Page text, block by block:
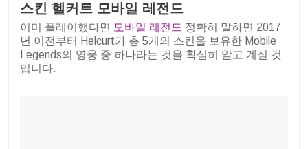
스킨 헬커트 모바일 레전드
이미 플레이했다면 모바일 레전드 정확히 말하면 2017
년 이전부터 Helcurt가 총 5개의 스킨을 보유한 Mobile
Legends의 영웅 중 하나라는 것을 확실히 알고 계실 것
입니다.